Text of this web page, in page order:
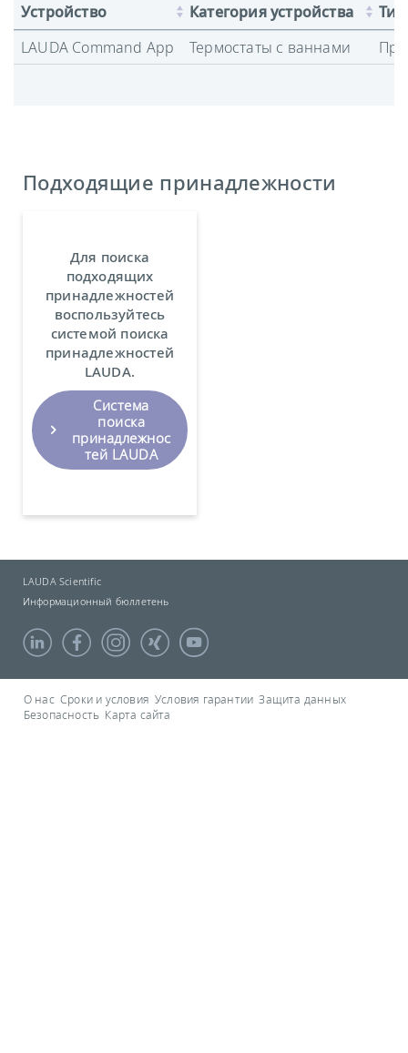
Устройство Категория устройства
LAUDA Command App
Термостаты с ваннами
Подходящие принадлежности
Для поиска
подходящих
принадлежностей
воспользуйтесь
системой поиска
принадлежностей
LAUDA.
Система
поиска
принадлежнос
тей LAUDA
LAUDA Scientific
Информационный бюллетень
О нас Сроки и условия Условия гарантии Защита данных
Безопасность Карта сайта